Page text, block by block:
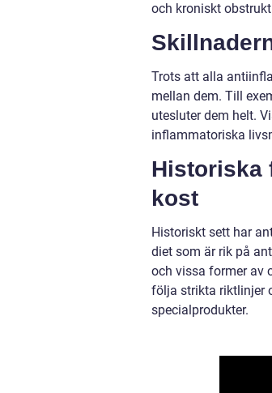
och kroniskt
Trots att alla
mellan dem. Till
utesluter dem helt.
inflammatoriska
Historiska
kost
Historiskt sett har
diet som är rik på
och vissa former av
följa strikta riktlinjer
specialprodukter.